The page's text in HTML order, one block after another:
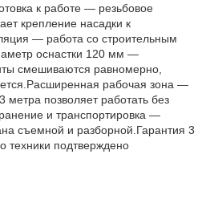
к работе — резьбовое
крепление насадки к
— работа со строительным
оснастки 120 мм —
смешиваются равномерно,
рабочая зона —
метра позволяет работать без
и транспортировка —
съемной и разборной.Гарантия 3
техники подтверждено